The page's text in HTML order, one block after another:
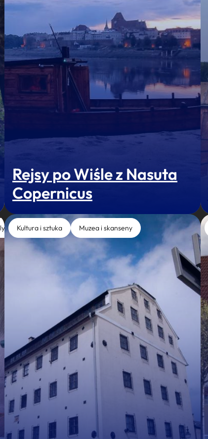
Rejsy po Wiśle z Nasuta
Copernicus
Kultura i sztuka Muzea i skanseny